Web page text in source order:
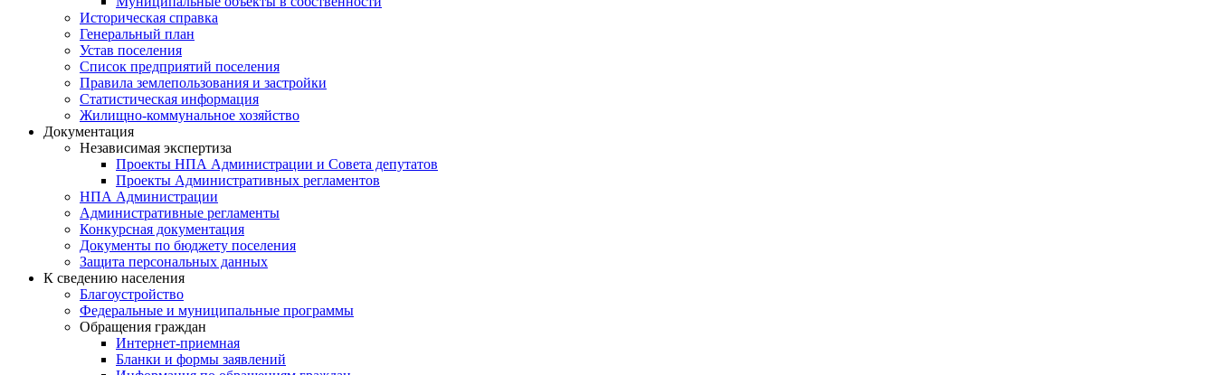
Историческая справка
Генеральный план
Устав поселения
Список предприятий поселения
Правила землепользования и застройки
Статистическая информация
Жилищно-коммунальное хозяйство
Документация
Независимая экспертиза
Проекты НПА Администрации и Совета депутатов
Проекты Административных регламентов
НПА Администрации
Административные регламенты
Конкурсная документация
Документы по бюджету поселения
Защита персональных данных
К сведению населения
Благоустройство
Федеральные и муниципальные программы
Обращения граждан
Интернет-приемная
Бланки и формы заявлений